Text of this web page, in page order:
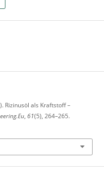
Rizinusöl als Kraftstoff –
, 61(5), 264–265.